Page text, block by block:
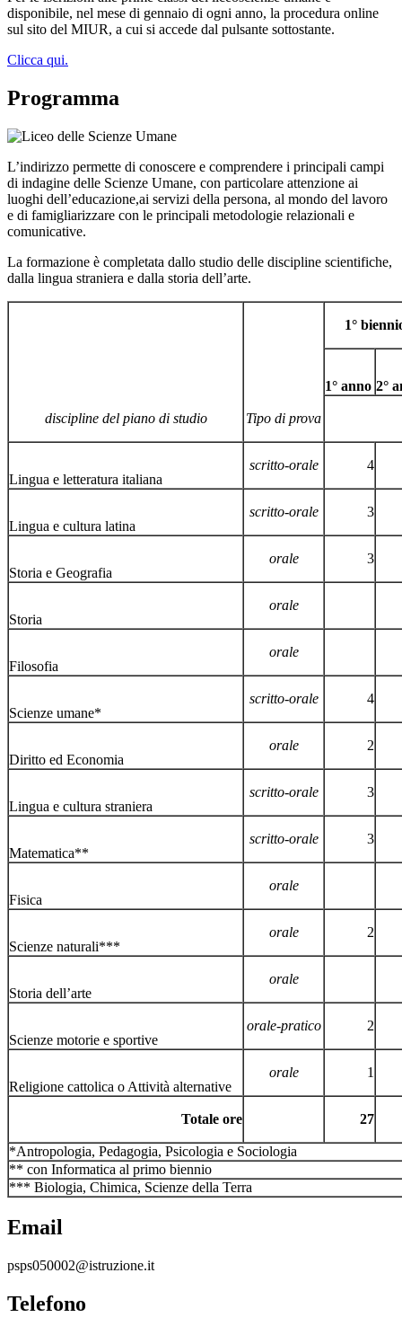
disponibile, nel mese di gennaio di ogni anno, la procedura online
sul sito del MIUR, a cui si accede dal pulsante sottostante.
Clicca qui.
Programma
L’indirizzo permette di conoscere e comprendere i principali campi
di indagine delle Scienze Umane, con particolare attenzione ai
luoghi dell’educazione,ai servizi della persona, al mondo del lavoro
e di famigliarizzare con le principali metodologie relazionali e
comunicative.
La formazione è completata dallo studio delle discipline scientifiche,
dalla lingua straniera e dalla storia dell’arte.
discipline del piano di studio Tipo di prova
1°
1° anno 2°
Lingua e letteratura italiana
scritto-orale 4
Lingua e cultura latina
scritto-orale 3
Storia e Geografia
orale 3
Storia
orale
Filosofia
orale
Scienze umane*
scritto-orale 4
Diritto ed Economia
orale 2
Lingua e cultura straniera
scritto-orale 3
Matematica**
scritto-orale 3
Fisica
orale
Scienze naturali***
orale 2
Storia dell’arte
orale
Scienze motorie e sportive
orale-pratico 2
Religione cattolica o Attività alternative
orale 1
Totale ore 27
*Antropologia, Pedagogia, Psicologia e Sociologia
** con Informatica al primo biennio
*** Biologia, Chimica, Scienze della Terra
Email
psps050002@istruzione.it
Telefono